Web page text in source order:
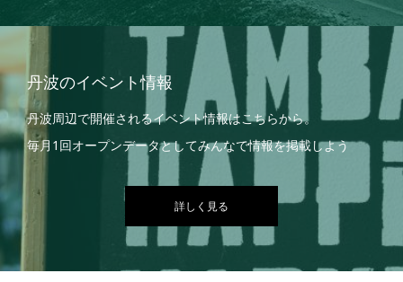
丹波のイベント情報
丹波周辺で開催されるイベント情報はこちらから。
毎月1回オープンデータとしてみんなで情報を掲載しよう
詳しく見る